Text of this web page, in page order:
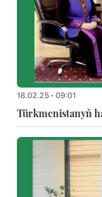
18.02.25 - 09:01
Türkmenistanyň